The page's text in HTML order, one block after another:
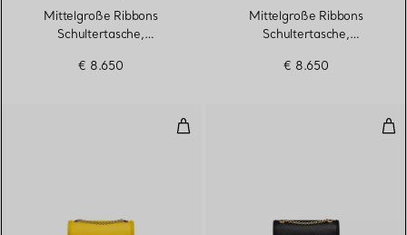
Mittelgroße Ribbons
Schultertasche,
€ 8.650
Mittelgroße Ribbons
Schultertasche,
€ 8.650
Mittelgroße Ribbons